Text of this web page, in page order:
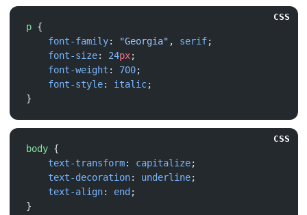
CSS
p
    font-family
: "Georgia" , serif
    font-size
: 24px
    font-weight
: 700
    font-style
: italic
CSS
body
    text-transform
: capitalize
    text-decoration
: underline
    text-align
: end